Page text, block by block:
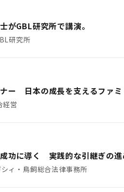
がGBL研究所で講演。
研究所
ー 日本の成長を支えるファ
経営
ィ・鳥飼総合法律事務所